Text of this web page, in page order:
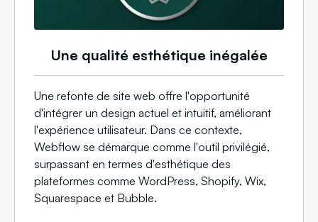
Une qualité esthétique inégalée
Une refonte de site web offre l'opportunité
d'intégrer un design actuel et intuitif, améliorant
l'expérience utilisateur. Dans ce contexte,
Webflow se démarque comme l'outil privilégié,
surpassant en termes d'esthétique des
plateformes comme WordPress, Shopify, Wix,
Squarespace et Bubble.